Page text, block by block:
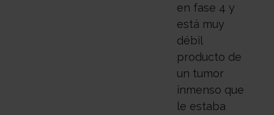
en fase 4 y
está muy
débil
producto de
un tumor
inmenso que
le estaba